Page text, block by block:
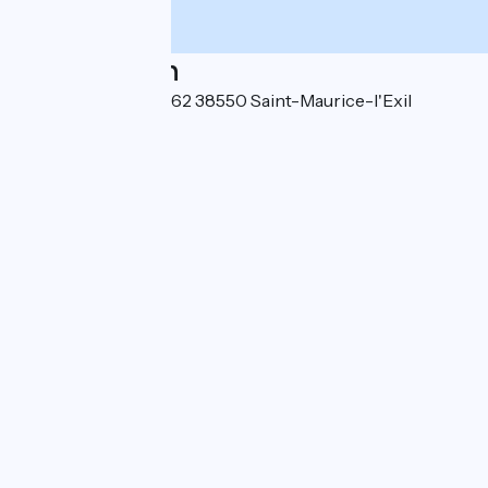
Localisation
9 Rue du 19 mars 1962 38550 Saint-Maurice-l'Exil